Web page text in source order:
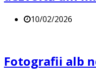
10/02/2026
Fotografii alb